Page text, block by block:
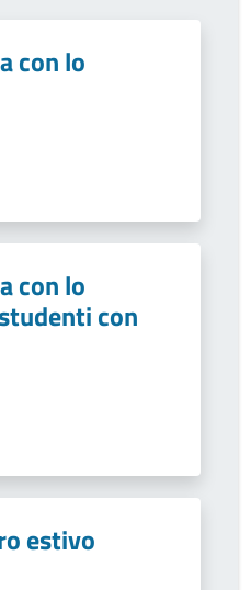
con lo
con lo
con
estivo